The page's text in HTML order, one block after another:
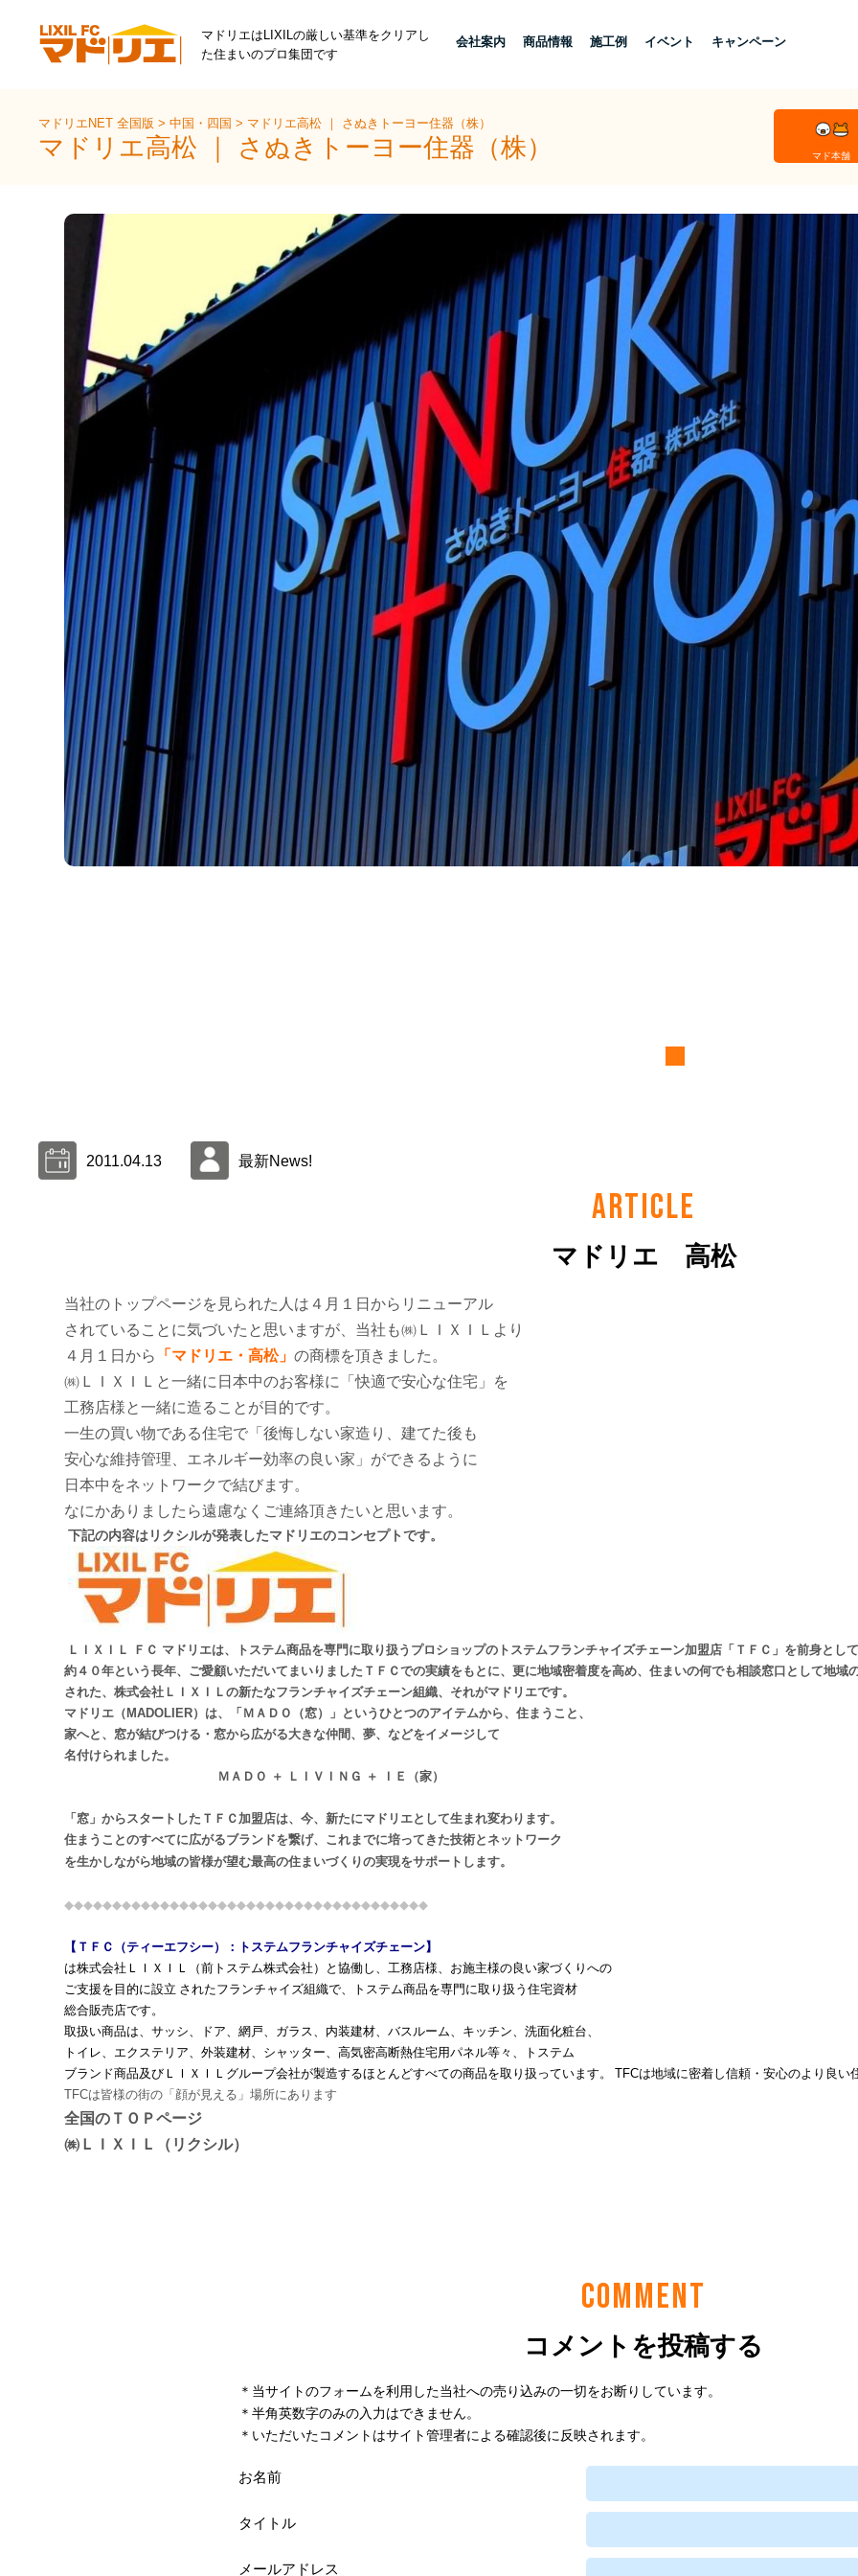
マドリエはLIXILの厳しい基準をクリアし
た住まいのプロ集団です
会社案内 商品情報 施工例 イベント キャンペーン
マドリエNET 全国版>中国・四国> マドリエ高松 ｜ さぬきトーヨー住器（株）
マドリエ高松 ｜ さぬきトーヨー住器（株） マド本舗
2011.04.13 最新News!
ARTICLE
マドリエ 高松
COMMENT
コメントを投稿する
＊当サイトのフォームを利用した当社への売り込みの一切をお断りしています。
＊半角英数字のみの入力はできません。
＊いただいたコメントはサイト管理者による確認後に反映されます。
お名前
タイトル
メールアドレス